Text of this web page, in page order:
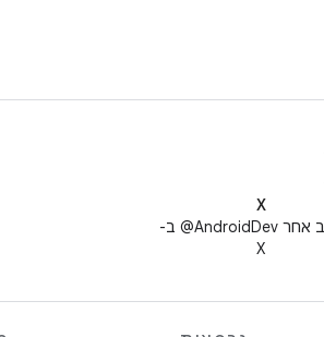
X
למעקב אחר ‎@AndroidDev ב-
X